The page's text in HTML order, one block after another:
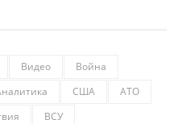
Видео
Война
США
АТО
ВСУ